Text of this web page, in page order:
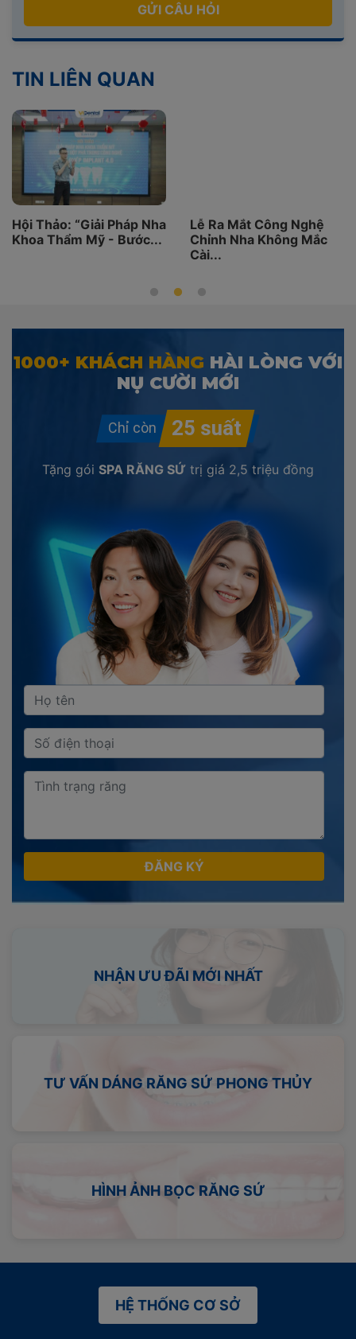
GỬI CÂU HỎI
TIN LIÊN QUAN
Hội Thảo: “Giải Pháp Nha
Khoa Thẩm Mỹ - Bước...
Lễ Ra Mắt Công Nghệ
Chỉnh Nha Không Mắc
Cài...
1000+ KHÁCH HÀNG HÀI LÒNG VỚI
NỤ CƯỜI MỚI
Tặng gói SPA RĂNG SỨ trị giá 2,5 triệu đồng
ĐĂNG KÝ
NHẬN ƯU ĐÃI MỚI NHẤT
TƯ VẤN DÁNG RĂNG SỨ PHONG THỦY
HÌNH ẢNH BỌC RĂNG SỨ
HỆ THỐNG CƠ SỞ